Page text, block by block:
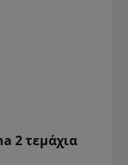
2 τεμάχια